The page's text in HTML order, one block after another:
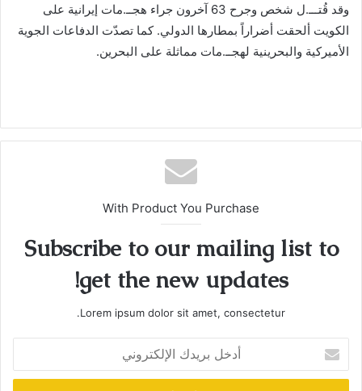
وقد قُتـــ.ل شخص وجرح 63 آخرون جراء هجــ.مات إيرانية على
الكويت ألحقت أضراراً بمطارها الدولي. كما تصدّت الدفاعات الجوية
الأميركية والبحرينية لهجــ.مات مماثلة على البحرين.
With Product You Purchase
Subscribe to our mailing list to
get the new updates!
Lorem ipsum dolor sit amet, consectetur.
بريدك
الإلكتروني